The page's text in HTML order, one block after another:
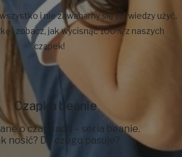
i nie zawahamy się tej wiedzy użyć.
i zobacz, jak wycisnąć 100% z naszych
czapek!
Czapka beanie
o czapkach – seria beanie.
nosić? Do czego pasuje?